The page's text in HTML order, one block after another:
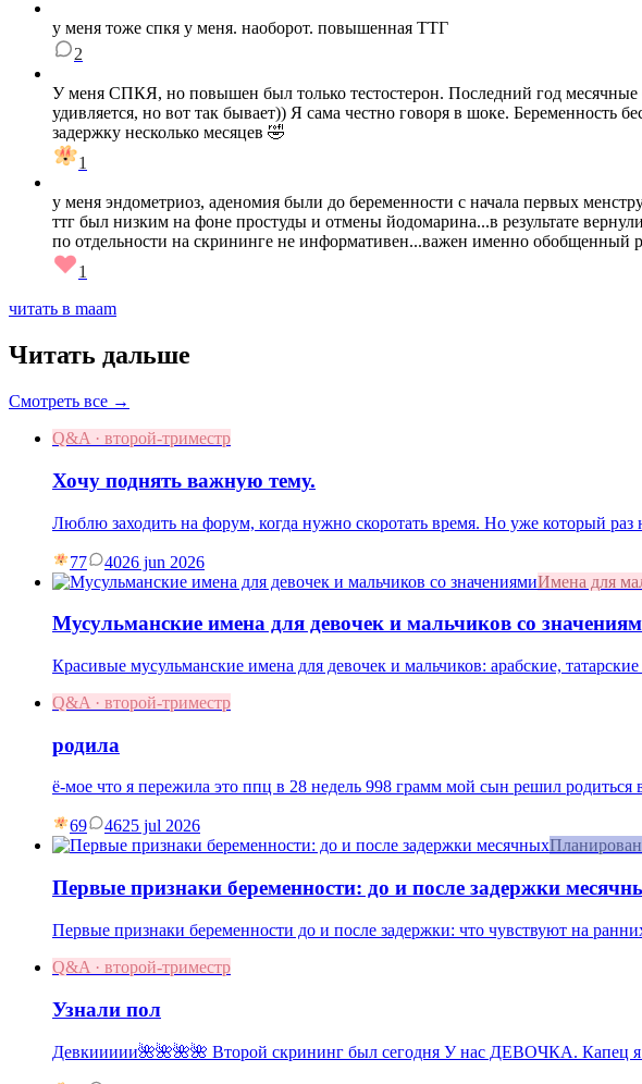
у меня тоже спкя у меня. наоборот. повышенная ТТГ
2
У меня СПКЯ, но повышен был только тестостерон. Последний год месячные
удивляется, но вот так бывает)) Я сама честно говоря в шоке. Беременность
задержку несколько месяцев 🤣
1
у меня эндометриоз, аденомия были до беременности с начала первых
ттг был низким на фоне простуды и отмены йодомарина...в результате
по отдельности на скрининге не информативен...важен именно обобщенный
1
читать в maam
Читать дальше
Смотреть все →
Q&A · второй-триместр
Хочу поднять важную тему.
Люблю заходить на форум, когда нужно скоротать время. Но уже который
77 4026 jun 2026
Имена для
Мусульманские имена для девочек и мальчиков со
Красивые мусульманские имена для девочек и мальчиков: арабские,
Q&A · второй-триместр
родила
ё-мое что я пережила это ппц в 28 недель 998 грамм мой сын решил родиться
69 4625 jul 2026
Первые признаки беременности: до и после задержки
Первые признаки беременности до и после задержки: что чувствуют на
Q&A · второй-триместр
Узнали пол
Девкиииии🌺🌺🌺🌺 Второй скрининг был сегодня У нас ДЕВОЧКА. Капец я